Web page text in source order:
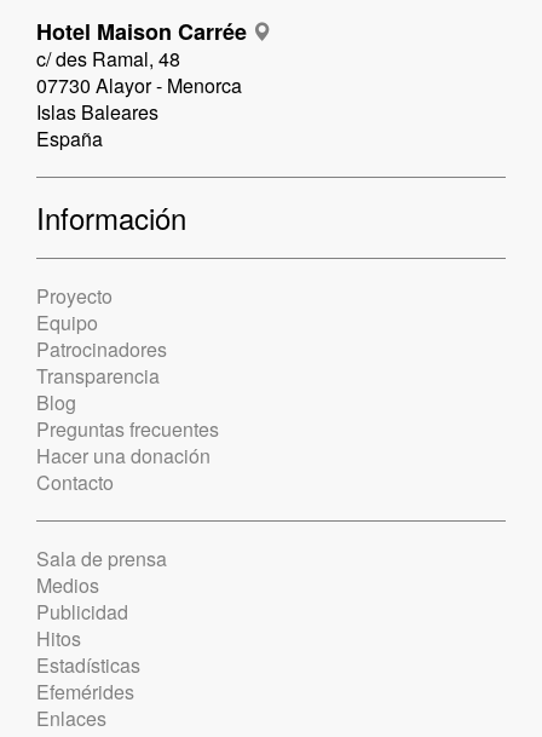
Hotel Maison Carrée
c/ des Ramal, 48
07730 Alayor - Menorca
Islas Baleares
España
Información
Proyecto
Equipo
Patrocinadores
Transparencia
Blog
Preguntas frecuentes
Hacer una donación
Contacto
Sala de prensa
Medios
Publicidad
Hitos
Estadísticas
Efemérides
Enlaces